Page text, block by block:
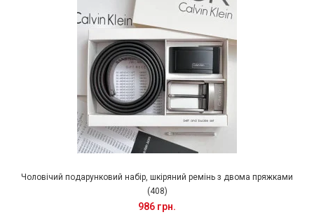
Чоловічий подарунковий набір, шкіряний ремінь з двома пряжками
(408)
986 грн.